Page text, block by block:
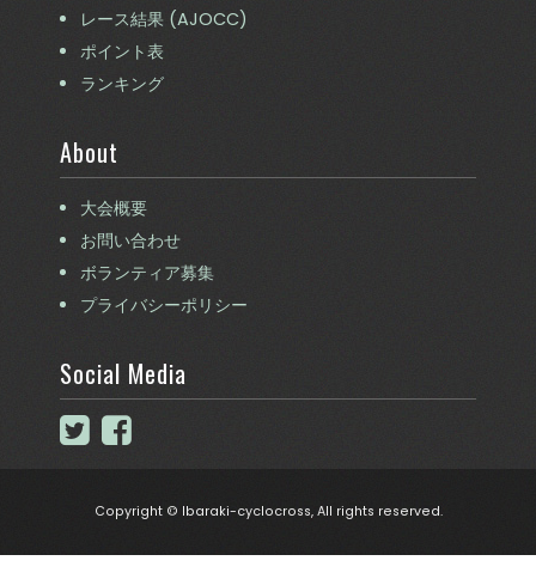
レース結果 (AJOCC)
ポイント表
ランキング
About
大会概要
お問い合わせ
ボランティア募集
プライバシーポリシー
Social Media
Copyright © Ibaraki-cyclocross, All rights reserved.